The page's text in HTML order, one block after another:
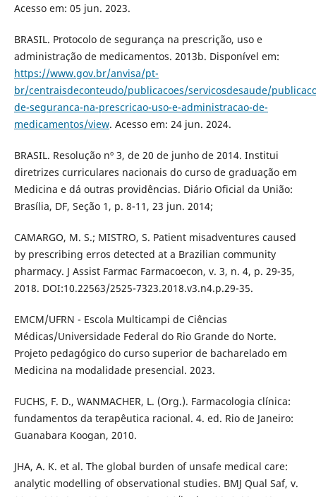
Acesso em: 05 jun. 2023.
BRASIL. Protocolo de segurança na prescrição, uso e
administração de medicamentos. 2013b. Disponível em:
https://www.gov.br/anvisa/pt-
br/centraisdeconteudo/publicacoes/servicosdesaude/
de-seguranca-na-prescricao-uso-e-administracao-de-
medicamentos/view. Acesso em: 24 jun. 2024.
BRASIL. Resolução nº 3, de 20 de junho de 2014. Institui
diretrizes curriculares nacionais do curso de graduação em
Medicina e dá outras providências. Diário Oficial da União:
Brasília, DF, Seção 1, p. 8-11, 23 jun. 2014;
CAMARGO, M. S.; MISTRO, S. Patient misadventures caused
by prescribing erros detected at a Brazilian community
pharmacy. J Assist Farmac Farmacoecon, v. 3, n. 4, p. 29-35,
2018. DOI:10.22563/2525-7323.2018.v3.n4.p.29-35.
EMCM/UFRN - Escola Multicampi de Ciências
Médicas/Universidade Federal do Rio Grande do Norte.
Projeto pedagógico do curso superior de bacharelado em
Medicina na modalidade presencial. 2023.
FUCHS, F. D., WANMACHER, L. (Org.). Farmacologia clínica:
fundamentos da terapêutica racional. 4. ed. Rio de Janeiro:
Guanabara Koogan, 2010.
JHA, A. K. et al. The global burden of unsafe medical care:
analytic modelling of observational studies. BMJ Qual Saf, v.